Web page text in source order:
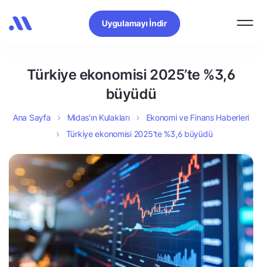
Uygulamayı İndir
Türkiye ekonomisi 2025’te %3,6
büyüdü
Ana Sayfa Midas’ın Kulakları
Ekonomi ve Finans Haberleri
Türkiye ekonomisi 2025’te %3,6 büyüdü